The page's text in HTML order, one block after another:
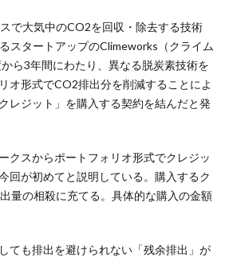
で大気中のCO2を回収・除去する技術
スタートアップのClimeworks（クライム
ら3年間にわたり、異なる脱炭素技術を
オ形式でCO2排出分を削減することによ
レジット」を購入する契約を結んだと発
クスからポートフォリオ形式でクレジッ
回が初めてと説明している。購入するク
量の相殺に充てる。具体的な購入の金額
ても排出を避けられない「残余排出」が